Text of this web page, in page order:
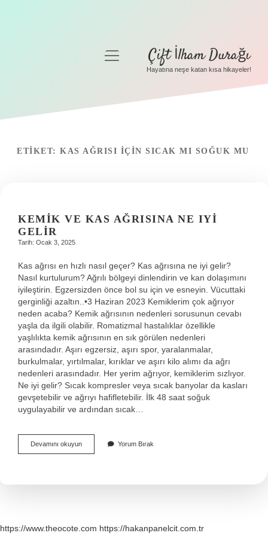
Gizlilik Politikası
menüyü
aç
Çift İlham Durağı
Hayatına neşe katan kısa hikayeler!
ETIKET: KAS AĞRISI IÇIN SICAK MI SOĞUK MU
KEMIK VE KAS AĞRISINA NE IYI
GELIR
Tarih: Ocak 3, 2025
Kas ağrısı en hızlı nasıl geçer? Kas ağrısına ne iyi gelir?
Nasıl kurtulurum? Ağrılı bölgeyi dinlendirin ve kan dolaşımını
iyileştirin. Egzersizden önce bol su için ve esneyin. Vücuttaki
gerginliği azaltın..•3 Haziran 2023 Kemiklerim çok ağrıyor
neden acaba? Kemik ağrısının nedenleri sorusunun cevabı
yaşla da ilgili olabilir. Romatizmal hastalıklar özellikle
yaşlılıkta kemik ağrısının en sık görülen nedenleri
arasındadır. Aşırı egzersiz, aşırı spor, yaralanmalar,
burkulmalar, yırtılmalar, kırıklar ve aşırı kilo alımı da ağrı
nedenleri arasındadır. Her yerim ağrıyor, kemiklerim sızlıyor.
Ne iyi gelir? Sıcak kompresler veya sıcak banyolar da kasları
gevşetebilir ve ağrıyı hafifletebilir. İlk 48 saat soğuk
uygulayabilir ve ardından sıcak…
Devamını okuyunKemik
Ve
Yorum Bırak
https://www.theocote.com https://hakanpanelcit.com.tr